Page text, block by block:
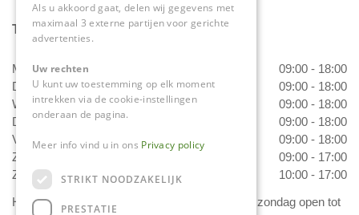
Tuincentrum Daniëls
Maandag
09:00 - 18:00
Dinsdag
09:00 - 18:00
Woensdag
09:00 - 18:00
Donderdag
09:00 - 18:00
Vrijdag
09:00 - 18:00
Zaterdag
09:00 - 17:00
Zondag
10:00 - 17:00
Het 'Bloemetje van Daniëls' is van dinsdag t/m zondag open tot
Als u akkoord gaat, delen wij gegevens met
maximaal 3 externe partijen voor gerichte
advertenties.
Uw rechten
U kunt uw toestemming op elk moment
intrekken via de cookie-instellingen
onderaan de pagina.
Meer info vind u in ons Privacy policy
STRIKT NOODZAKELIJK
PRESTATIE